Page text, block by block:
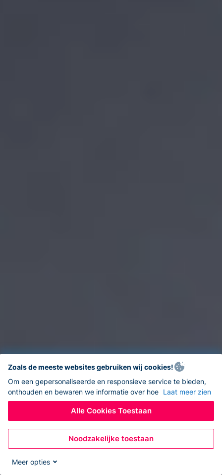
Zoals de meeste websites gebruiken wij cookies!
Om een gepersonaliseerde en responsieve service te bieden,
onthouden en bewaren we informatie over hoe Laat meer zien
Alle Cookies Toestaan
Noodzakelijke toestaan
Meer opties